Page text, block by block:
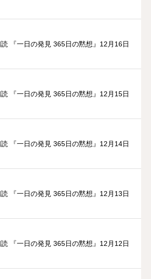
『一日の発見 365日の黙想』12月16日
『一日の発見 365日の黙想』12月15日
『一日の発見 365日の黙想』12月14日
『一日の発見 365日の黙想』12月13日
『一日の発見 365日の黙想』12月12日